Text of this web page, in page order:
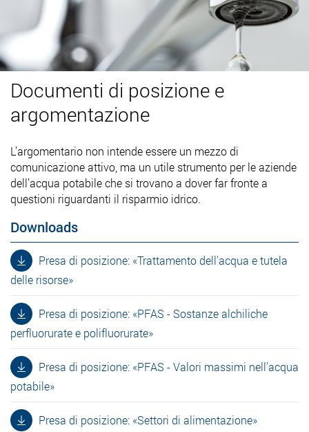
Documenti di posizione e
argomentazione
L’argomentario non intende essere un mezzo di
comunicazione attivo, ma un utile strumento per le aziende
dell’acqua potabile che si trovano a dover far fronte a
questioni riguardanti il risparmio idrico.
Downloads
Presa di posizione: «Trattamento dell'acqua e tutela
delle risorse»
Presa di posizione: «PFAS - Sostanze alchiliche
perfluorurate e polifluorurate»
Presa di posizione: «PFAS - Valori massimi nell’acqua
potabile»
Presa di posizione: «Settori di alimentazione»